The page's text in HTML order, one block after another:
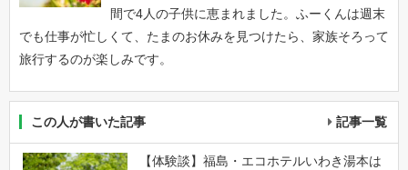
間で4人の子供に恵まれました。ふーくんは週末
でも仕事が忙しくて、たまのお休みを見つけたら、家族そろって
旅行するのが楽しみです。
この人が書いた記事 記事一覧
【体験談】福島・エコホテルいわき湯本は